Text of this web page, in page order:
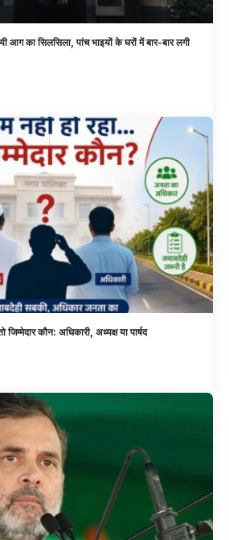
आग का सिलसिला, पांच भाइयों के घरों में बार-बार लगी
जिम्मेदार कौन: अधिकारी, अध्यक्ष या पार्षद